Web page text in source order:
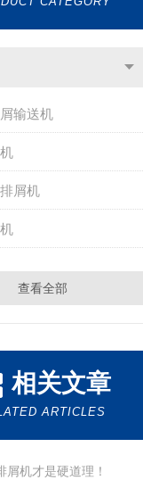
输送机
屑机
查看全部
相关文章
ARTICLES
屑机才是硬道理！